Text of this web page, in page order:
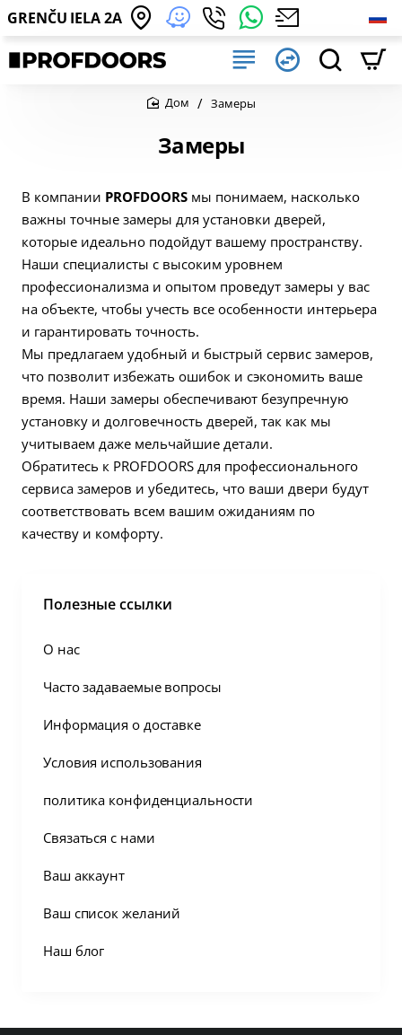
GRENČU IELA 2A
Замеры
Замеры
В компании PROFDOORS мы понимаем, насколько
важны точные замеры для установки дверей,
которые идеально подойдут вашему пространству.
Наши специалисты с высоким уровнем
профессионализма и опытом проведут замеры у вас
на объекте, чтобы учесть все особенности интерьера
и гарантировать точность.
Мы предлагаем удобный и быстрый сервис замеров,
что позволит избежать ошибок и сэкономить ваше
время. Наши замеры обеспечивают безупречную
установку и долговечность дверей, так как мы
учитываем даже мельчайшие детали.
Обратитесь к PROFDOORS для профессионального
сервиса замеров и убедитесь, что ваши двери будут
соответствовать всем вашим ожиданиям по
качеству и комфорту.
Полезные ссылки
О нас
Часто задаваемые вопросы
Информация о доставке
Условия использования
политика конфиденциальности
Связаться с нами
Ваш аккаунт
Ваш список желаний
Наш блог